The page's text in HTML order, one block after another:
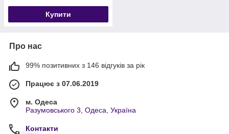
Купити
Про нас
99% позитивних з 146 відгуків за рік
Працює з 07.06.2019
м. Одеса
Разумовського 3, Одеса, Україна
Контакти